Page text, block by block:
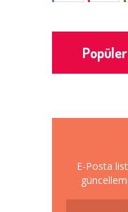
Popüler
E-Posta